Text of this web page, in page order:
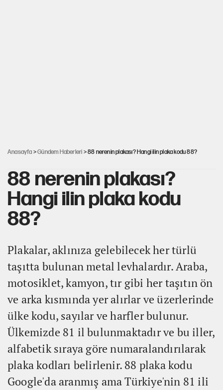
Anasayfa >Gündem Haberleri > 88 nerenin plakası? Hangi ilin plaka kodu 88?
88 nerenin plakası?
Hangi ilin plaka kodu
88?
Plakalar, aklınıza gelebilecek her türlü
taşıtta bulunan metal levhalardır. Araba,
motosiklet, kamyon, tır gibi her taşıtın ön
ve arka kısmında yer alırlar ve üzerlerinde
ülke kodu, sayılar ve harfler bulunur.
Ülkemizde 81 il bulunmaktadır ve bu iller,
alfabetik sıraya göre numaralandırılarak
plaka kodları belirlenir. 88 plaka kodu
Google'da aranmış ama Türkiye'nin 81 ili